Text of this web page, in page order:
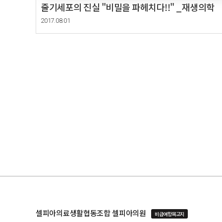
줄기세포의 진실 "비밀을 파헤치다!!" _재생의학
2017.08.01
셀피아의료생활협동조합 셀피아의원 비급여항목고지